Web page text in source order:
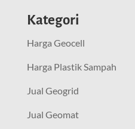
Kategori
Harga Geocell
Harga Plastik Sampah
Jual Geogrid
Jual Geomat